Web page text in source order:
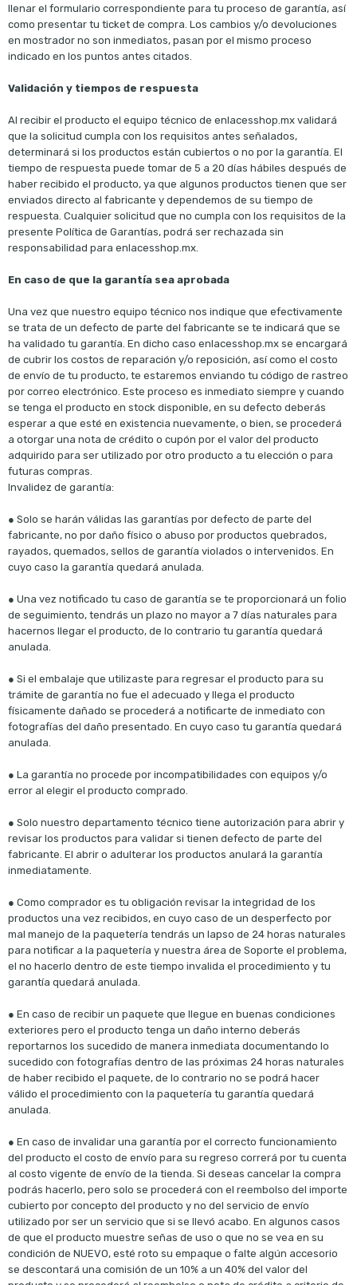
llenar el formulario correspondiente para tu proceso de garantía, así
como presentar tu ticket de compra. Los cambios y/o devoluciones
en mostrador no son inmediatos, pasan por el mismo proceso
indicado en los puntos antes citados.
Validación y tiempos de respuesta
Al recibir el producto el equipo técnico de enlacesshop.mx validará
que la solicitud cumpla con los requisitos antes señalados,
determinará si los productos están cubiertos o no por la garantía. El
tiempo de respuesta puede tomar de 5 a 20 días hábiles después de
haber recibido el producto, ya que algunos productos tienen que ser
enviados directo al fabricante y dependemos de su tiempo de
respuesta. Cualquier solicitud que no cumpla con los requisitos de la
presente Política de Garantías, podrá ser rechazada sin
responsabilidad para enlacesshop.mx.
En caso de que la garantía sea aprobada
Una vez que nuestro equipo técnico nos indique que efectivamente
se trata de un defecto de parte del fabricante se te indicará que se
ha validado tu garantía. En dicho caso enlacesshop.mx se encargará
de cubrir los costos de reparación y/o reposición, así como el costo
de envío de tu producto, te estaremos enviando tu código de rastreo
por correo electrónico. Este proceso es inmediato siempre y cuando
se tenga el producto en stock disponible, en su defecto deberás
esperar a que esté en existencia nuevamente, o bien, se procederá
a otorgar una nota de crédito o cupón por el valor del producto
adquirido para ser utilizado por otro producto a tu elección o para
futuras compras.
Invalidez de garantía:
● Solo se harán válidas las garantías por defecto de parte del
fabricante, no por daño físico o abuso por productos quebrados,
rayados, quemados, sellos de garantía violados o intervenidos. En
cuyo caso la garantía quedará anulada.
● Una vez notificado tu caso de garantía se te proporcionará un folio
de seguimiento, tendrás un plazo no mayor a 7 días naturales para
hacernos llegar el producto, de lo contrario tu garantía quedará
anulada.
● Si el embalaje que utilizaste para regresar el producto para su
trámite de garantía no fue el adecuado y llega el producto
físicamente dañado se procederá a notificarte de inmediato con
fotografías del daño presentado. En cuyo caso tu garantía quedará
anulada.
● La garantía no procede por incompatibilidades con equipos y/o
error al elegir el producto comprado.
● Solo nuestro departamento técnico tiene autorización para abrir y
revisar los productos para validar si tienen defecto de parte del
fabricante. El abrir o adulterar los productos anulará la garantía
inmediatamente.
● Como comprador es tu obligación revisar la integridad de los
productos una vez recibidos, en cuyo caso de un desperfecto por
mal manejo de la paquetería tendrás un lapso de 24 horas naturales
para notificar a la paquetería y nuestra área de Soporte el problema,
el no hacerlo dentro de este tiempo invalida el procedimiento y tu
garantía quedará anulada.
● En caso de recibir un paquete que llegue en buenas condiciones
exteriores pero el producto tenga un daño interno deberás
reportarnos los sucedido de manera inmediata documentando lo
sucedido con fotografías dentro de las próximas 24 horas naturales
de haber recibido el paquete, de lo contrario no se podrá hacer
válido el procedimiento con la paquetería tu garantía quedará
anulada.
● En caso de invalidar una garantía por el correcto funcionamiento
del producto el costo de envío para su regreso correrá por tu cuenta
al costo vigente de envío de la tienda. Si deseas cancelar la compra
podrás hacerlo, pero solo se procederá con el reembolso del importe
cubierto por concepto del producto y no del servicio de envío
utilizado por ser un servicio que si se llevó acabo. En algunos casos
de que el producto muestre señas de uso o que no se vea en su
condición de NUEVO, esté roto su empaque o falte algún accesorio
se descontará una comisión de un 10% a un 40% del valor del